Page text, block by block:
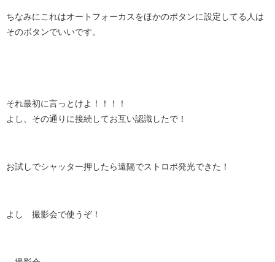
ちなみにこれはオートフォーカスをほかのボタンに設定してる人は
そのボタンでいいです。
それ最初に言っとけよ！！！！
よし、その通りに接続してお互い認識したで！
お試しでシャッター押したら遠隔でストロボ発光できた！
よし 撮影会で使うぞ！